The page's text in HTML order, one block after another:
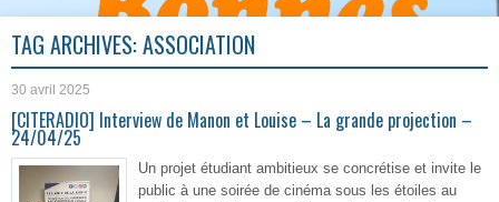
TAG ARCHIVES:ASSOCIATION
30 avril 2025
[CITERADIO] Interview de Manon et Louise – La grande projection –
24/04/25
Un projet étudiant ambitieux se concrétise et invite le
public à une soirée de cinéma sous les étoiles au